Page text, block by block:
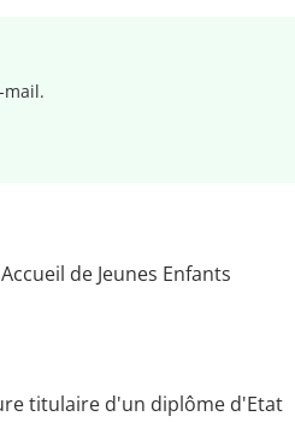
mail.
de Jeunes Enfants
titulaire d'un diplôme d'Etat